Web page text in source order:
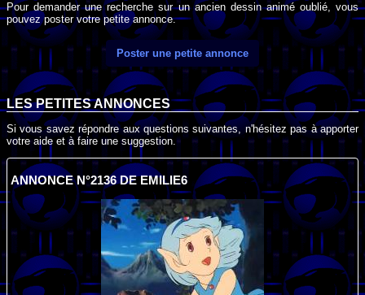
Pour demander une recherche sur un ancien dessin animé oublié, vous
pouvez poster votre petite annonce.
Poster une petite annonce
LES PETITES ANNONCES
Si vous savez répondre aux questions suivantes, n'hésitez pas à apporter
votre aide et à faire une suggestion.
ANNONCE N°2136 DE EMILIE6